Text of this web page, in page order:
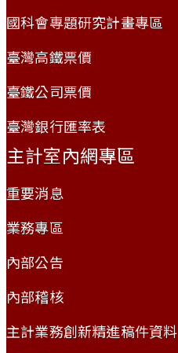
國科會專題研究計畫專區
臺灣高鐵票價
臺鐵公司票價
臺灣銀行匯率表
主計室內網專區
重要消息
業務專區
內部公告
內部稽核
主計業務創新精進稿件資料